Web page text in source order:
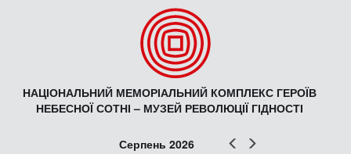
НАЦІОНАЛЬНИЙ МЕМОРІАЛЬНИЙ КОМПЛЕКС ГЕРОЇВ
НЕБЕСНОЇ СОТНІ – МУЗЕЙ РЕВОЛЮЦІЇ ГІДНОСТІ
Попер
Серпень 2026